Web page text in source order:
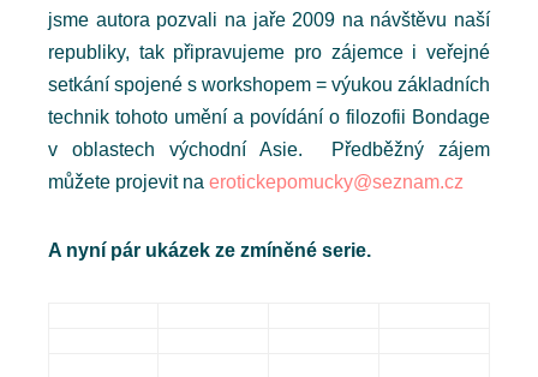
jsme autora pozvali na jaře 2009 na návštěvu naší
republiky, tak připravujeme pro zájemce i veřejné
setkání spojené s workshopem = výukou základních
technik tohoto umění a povídání o filozofii Bondage
v oblastech východní Asie. Předběžný zájem
můžete projevit na erotickepomucky@seznam.cz
A nyní pár ukázek ze zmíněné serie.